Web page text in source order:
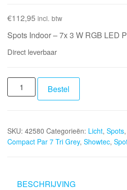
€112,95 incl. btw
Spots Indoor – 7x 3 W RGB LED
Direct leverbaar
SHOWTEC
Compact
Tri
Grey
Bestel
SKU: 42580 Categorieën: Licht, Spots,
Compact Par 7 Tri Grey, Showtec,
BESCHRIJVING